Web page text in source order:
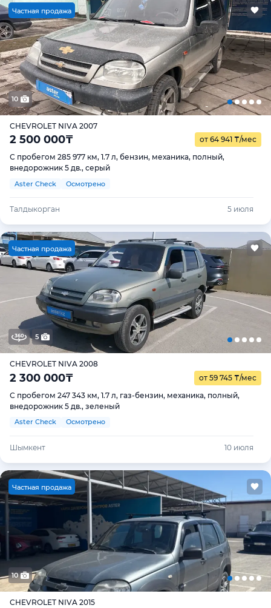
Частная продажа
10
CHEVROLET NIVA 2007
2 500 000₸ от 64 941 ₸/мес
С пробегом 285 977 км, 1.7 л, бензин, механика, полный,
внедорожник 5 дв., серый
Aster Check Осмотрено
Талдыкорган 5 июля
Частная продажа
5
CHEVROLET NIVA 2008
2 300 000₸ от 59 745 ₸/мес
С пробегом 247 343 км, 1.7 л, газ-бензин, механика, полный,
внедорожник 5 дв., зеленый
Aster Check Осмотрено
Шымкент 10 июля
Частная продажа
10
CHEVROLET NIVA 2015